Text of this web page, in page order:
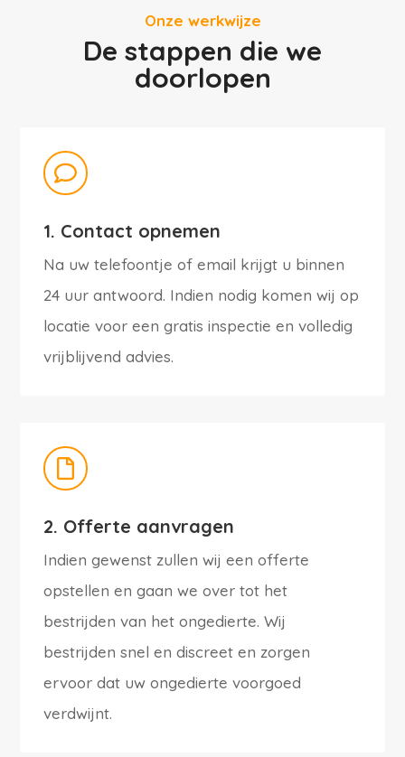
Onze werkwijze
De stappen die we
doorlopen

1. Contact opnemen
Na uw telefoontje of email krijgt u binnen
24 uur antwoord. Indien nodig komen wij op
locatie voor een gratis inspectie en volledig
vrijblijvend advies.

2. Offerte aanvragen
Indien gewenst zullen wij een offerte
opstellen en gaan we over tot het
bestrijden van het ongedierte. Wij
bestrijden snel en discreet en zorgen
ervoor dat uw ongedierte voorgoed
verdwijnt.